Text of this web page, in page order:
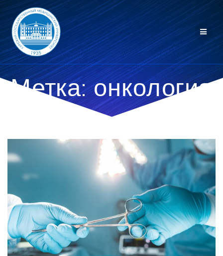
Перейти
контенту
Метка:онкология